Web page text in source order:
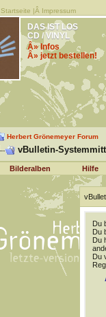
Startseite |Â Impressum
DAS IST LOS
CD / VINYL
Â» Infos
Â» jetzt bestellen!
Herbert Grönemeyer Forum
vBulletin-
Bilderalben Hilfe
Du
Du
Du
Du